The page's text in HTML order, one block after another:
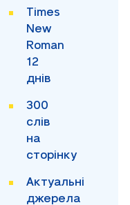
Times
New
Roman
12
днів
300
слів
на
сторінку
Актуальні
джерела